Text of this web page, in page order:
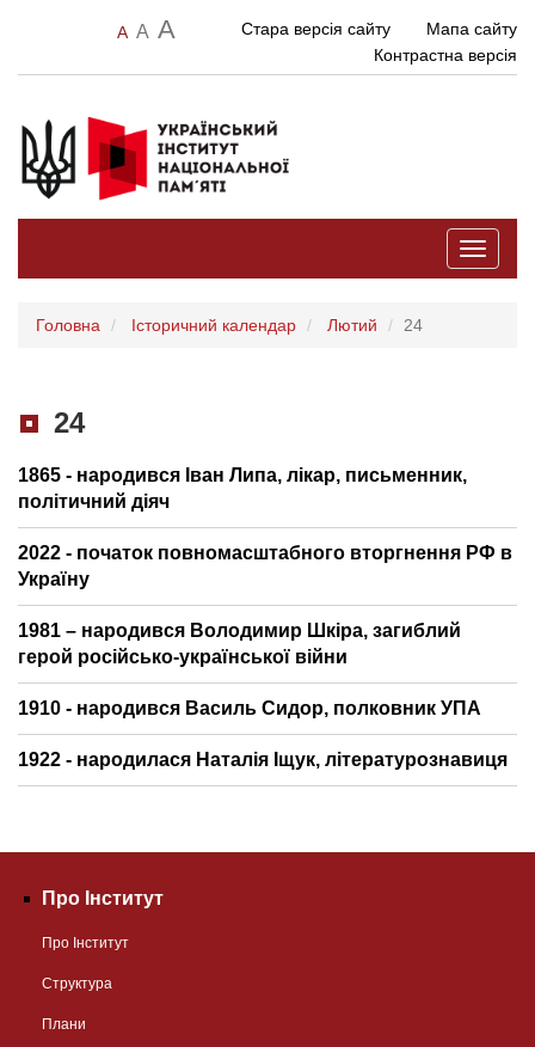
A A A Стара версія сайту
Мапа сайту
Контрастна версія
Toggle
Головна Історичний календар Лютий 24
24
1865 - народився Іван Липа, лікар, письменник,
політичний діяч
2022 - початок повномасштабного вторгнення РФ в
Україну
1981 – народився Володимир Шкіра, загиблий
герой російсько-української війни
1910 - народився Василь Сидор, полковник УПА
1922 - народилася Наталія Іщук, літературознавиця
Про Інститут
Про Інститут
Структура
Плани